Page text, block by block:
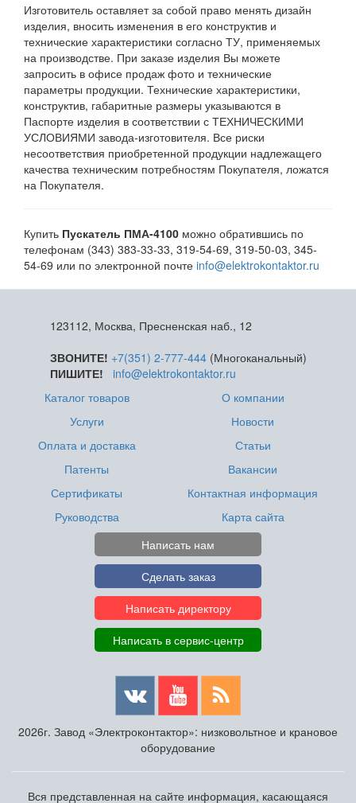
Изготовитель оставляет за собой право менять дизайн
изделия, вносить изменения в его конструктив и
технические характеристики согласно ТУ, применяемых
на производстве. При заказе изделия Вы можете
запросить в офисе продаж фото и технические
параметры продукции. Технические характеристики,
конструктив, габаритные размеры указываются в
Паспорте изделия в соответствии с ТЕХНИЧЕСКИМИ
УСЛОВИЯМИ завода-изготовителя. Все риски
несоответствия приобретенной продукции надлежащего
качества техническим потребностям Покупателя, ложатся
на Покупателя.
Купить Пускатель ПМА-4100 можно обратившись по
телефонам (343) 383-33-33, 319-54-69, 319-50-03, 345-
54-69 или по электронной почте info@elektrokontaktor.ru
123112, Москва, Пресненская наб., 12
ЗВОНИТЕ! +7(351) 2-777-444(Многоканальный)
ПИШИТЕ!
info@elektrokontaktor.ru
Каталог товаров
Услуги
Оплата и доставка
Патенты
Сертификаты
Руководства
О компании
Новости
Статьи
Вакансии
Контактная информация
Карта сайта
Написать нам
Сделать заказ
Написать директору
Написать в сервис-центр
2026г. Завод «Электроконтактор»: низковольтное и крановое
оборудование
Вся представленная на сайте информация, касающаяся